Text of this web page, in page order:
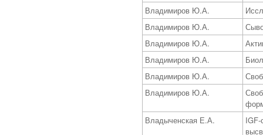
Владимиров Ю.А.
Владимиров Ю.А.
Владимиров Ю.А.
Владимиров Ю.А.
Владимиров Ю.А.
Владимиров Ю.А.
Владыченская Е.А.